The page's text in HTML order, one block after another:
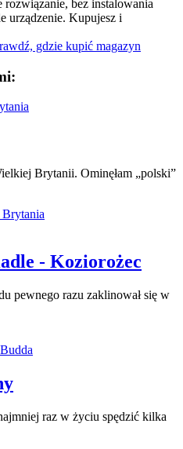
bez instalowania
urządzenie. Kupujesz i
gdzie kupić magazyn
Brytanii. Ominęłam „polski”
- Koziorożec
pewnego razu zaklinował się w
raz w życiu spędzić kilka